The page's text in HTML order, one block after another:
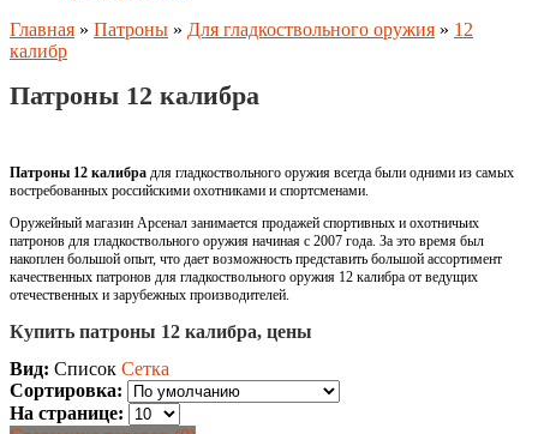
Главная » Патроны » Для гладкоствольного оружия » 12
калибр
Патроны 12 калибра
Патроны 12 калибра для гладкоствольного оружия всегда были одними из самых
востребованных российскими охотниками и спортсменами.
Оружейный магазин Арсенал занимается продажей спортивных и охотничьих
патронов для гладкоствольного оружия начиная с 2007 года. За это время был
накоплен большой опыт, что дает возможность представить большой ассортимент
качественных патронов для гладкоствольного оружия 12 калибра от ведущих
отечественных и зарубежных производителей.
Купить патроны 12 калибра, цены
Вид: Список Сетка
Сортировка:
На странице: